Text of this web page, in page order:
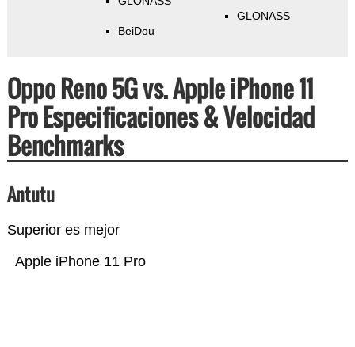
BeiDou
GLONASS
Oppo Reno 5G vs. Apple iPhone 11
Pro Especificaciones & Velocidad
Benchmarks
Antutu
Superior es mejor
Apple iPhone 11 Pro